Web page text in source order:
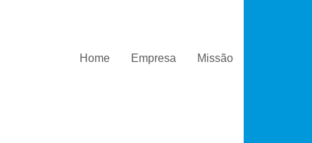
Home Empresa Missão